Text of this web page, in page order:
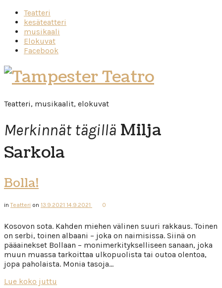
Teatteri
kesäteatteri
musikaali
Elokuvat
Facebook
Tampester
Teatro
Teatteri, musikaalit, elokuvat
Merkinnät tägillä Milja
Sarkola
Bolla!
inTeatteri on 13.9.2021 14.9.2021 0
Kosovon sota. Kahden miehen välinen suuri rakkaus. Toinen
on serbi, toinen albaani – joka on naimisissa. Siinä on
pääainekset Bollaan – monimerkitykselliseen sanaan, joka
muun muassa tarkoittaa ulkopuolista tai outoa olentoa,
jopa paholaista. Monia tasoja…
Lue koko juttu